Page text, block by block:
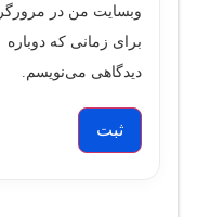
وبسایت من در مرورگر
برای زمانی که دوباره
دیدگاهی می‌نویسم.